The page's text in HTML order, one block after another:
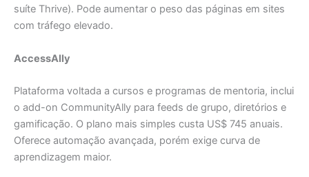
suíte Thrive). Pode aumentar o peso das páginas em sites
com tráfego elevado.
AccessAlly
Plataforma voltada a cursos e programas de mentoria, inclui
o add-on CommunityAlly para feeds de grupo, diretórios e
gamificação. O plano mais simples custa US$ 745 anuais.
Oferece automação avançada, porém exige curva de
aprendizagem maior.